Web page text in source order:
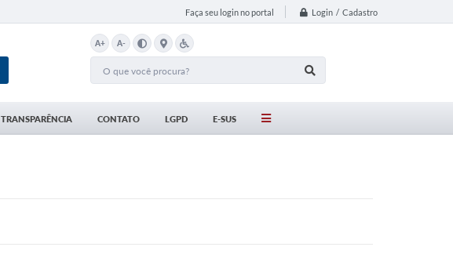
Faça seu login no portal Login / Cadastro
A+ A-
TRANSPARÊNCIA CONTATO LGPD E-SUS